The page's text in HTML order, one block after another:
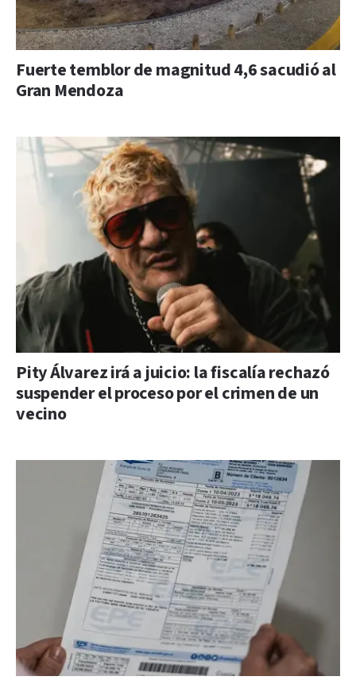
Fuerte temblor de magnitud 4,6 sacudió al
Gran Mendoza
Pity Álvarez irá a juicio: la fiscalía rechazó
suspender el proceso por el crimen de un
vecino